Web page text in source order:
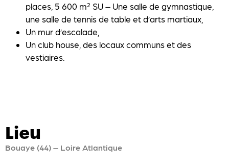
places, 5 600 m² SU – Une salle de gymnastique,
une salle de tennis de table et d’arts martiaux,
Un mur d’escalade,
Un club house, des locaux communs et des
vestiaires.
Lieu
Bouaye (44) – Loire Atlantique